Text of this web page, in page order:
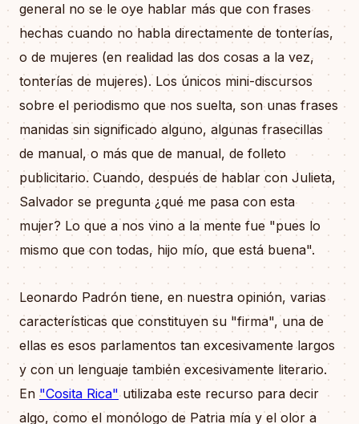
general no se le oye hablar más que con frases
hechas cuando no habla directamente de tonterías,
o de mujeres (en realidad las dos cosas a la vez,
tonterías de mujeres). Los únicos mini-discursos
sobre el periodismo que nos suelta, son unas frases
manidas sin significado alguno, algunas frasecillas
de manual, o más que de manual, de folleto
publicitario. Cuando, después de hablar con Julieta,
Salvador se pregunta ¿qué me pasa con esta
mujer? Lo que a nos vino a la mente fue "pues lo
mismo que con todas, hijo mío, que está buena".
Leonardo Padrón tiene, en nuestra opinión, varias
características que constituyen su "firma", una de
ellas es esos parlamentos tan excesivamente largos
y con un lenguaje también excesivamente literario.
En "Cosita Rica"utilizaba este recurso para decir
algo, como el monólogo de Patria mía y el olor a